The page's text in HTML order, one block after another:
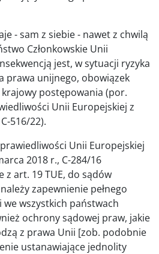
- sam z siebie - nawet z chwilą
Członkowskie Unii
jest, w sytuacji ryzyka
prawa unijnego, obowiązek
postępowania (por.
Unii Europejskiej z
516/22).
Unii Europejskiej
2018 r., C-284/16
z art. 19 TUE, do sądów
zapewnienie pełnego
wszystkich państwach
ochrony sądowej praw, jakie
z prawa Unii [zob. podobnie
ustanawiające jednolity